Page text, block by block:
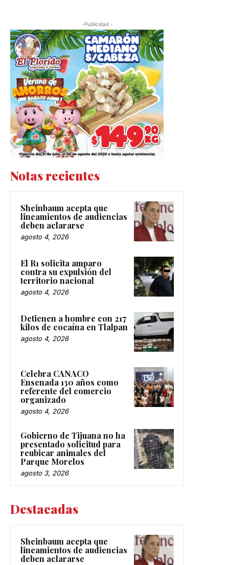
-Publicidad -
Notas recientes
Sheinbaum acepta que
lineamientos de audiencias
deben aclararse
agosto 4, 2026
El R1 solicita amparo
contra su expulsión del
territorio nacional
agosto 4, 2026
Detienen a hombre con 217
kilos de cocaína en Tlalpan
agosto 4, 2026
Celebra CANACO
Ensenada 130 años como
referente del comercio
organizado
agosto 4, 2026
Gobierno de Tijuana no ha
presentado solicitud para
reubicar animales del
Parque Morelos
agosto 3, 2026
Destacadas
Sheinbaum acepta que
lineamientos de audiencias
deben aclararse